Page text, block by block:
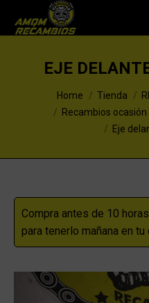
EJE
You are here:Home Tienda
Recambios ocasión
Eje
Compra antes de 10
para tenerlo mañana en tu